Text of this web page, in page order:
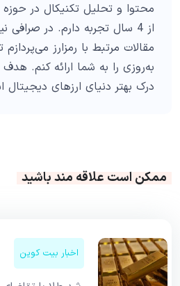
محتوا و تحلیل تکنیکال در
از 4 سال تجربه دارم. در
مقالات مرتبط با رمزارز
به‌روزی را به شما ارائه کنم.
درک بهتر دنیای ارزهای
ممکن است علاقه مند باشید
اخبار بیت کوین